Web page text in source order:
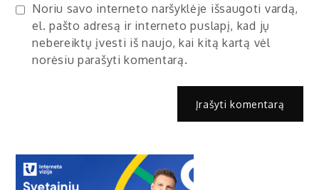
Noriu savo interneto naršyklėje išsaugoti vardą,
el. pašto adresą ir interneto puslapį, kad jų
nebereiktų įvesti iš naujo, kai kitą kartą vėl
norėsiu parašyti komentarą.